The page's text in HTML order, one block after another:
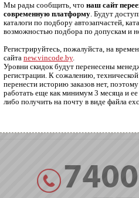
Мы рады сообщить, что наш сайт
современную платформу . Будут
каталоги по подбору автозапчастей,
возможностью подбора по допускам и
Регистрируйтесь, пожалуйста, на
сайта new.vincode.by.
Уровни скидок будут перенесены
регистрации. К сожалению,
перенести историю заказов нет,
работать еще как минимум 3 месяца и
либо получить на почту в виде файла
7400